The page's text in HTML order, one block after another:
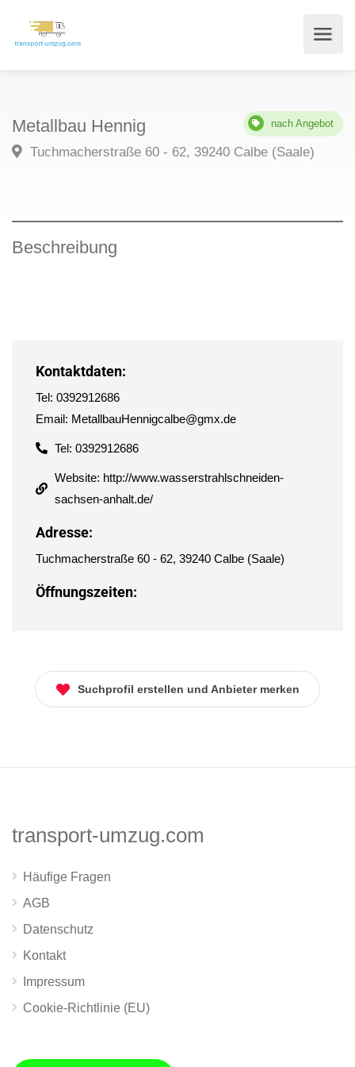
Metallbau Hennig nach Angebot
Tuchmacherstraße 60 - 62, 39240 Calbe (Saale)
Beschreibung
Kontaktdaten:
Tel: 0392912686
Email: MetallbauHennigcalbe@gmx.de
Tel: 0392912686
Website: http://www.wasserstrahlschneiden-
sachsen-anhalt.de/
Adresse:
Tuchmacherstraße 60 - 62, 39240 Calbe (Saale)
Öffnungszeiten:
Suchprofil erstellen und Anbieter merken
transport-umzug.com
Häufige Fragen
AGB
Datenschutz
Kontakt
Impressum
Cookie-Richtlinie (EU)